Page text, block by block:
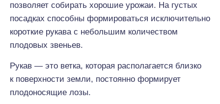
позволяет собирать хорошие урожаи. На густых
посадках способны формироваться исключительно
короткие рукава с небольшим количеством
плодовых звеньев.
Рукав — это ветка, которая располагается близко
к поверхности земли, постоянно формирует
плодоносящие лозы.